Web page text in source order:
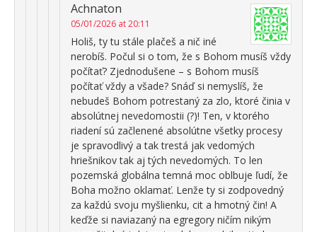
Achnaton
05/01/2026 at 20:11
Holiš, ty tu stále plačeš a nič iné
nerobíš. Počul si o tom, že s Bohom musíš vždy
počítať? Zjednodušene – s Bohom musíš
počítať vždy a všade? Snáď si nemyslíš, že
nebudeš Bohom potrestaný za zlo, ktoré činia v
absolútnej nevedomostii (?)! Ten, v ktorého
riadení sú začlenené absolútne všetky procesy
je spravodlivý a tak trestá jak vedomých
hriešnikov tak aj tých nevedomých. To len
pozemská globálna temná moc oblbuje ľudí, že
Boha možno oklamať. Lenže ty si zodpovedný
za každú svoju myšlienku, cit a hmotný čin! A
keďže si naviazaný na egregory ničím nikým